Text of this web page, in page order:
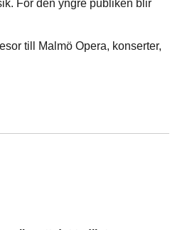
För den yngre publiken blir
till Malmö Opera, konserter,